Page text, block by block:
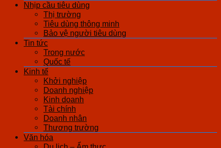
Nhịp cầu tiêu dùng
Thị trường
Tiêu dùng thông minh
Bảo vệ người tiêu dùng
Tin tức
Trong nước
Quốc tế
Kinh tế
Khởi nghiệp
Doanh nghiệp
Kinh doanh
Tài chính
Doanh nhân
Thương trường
Văn hóa